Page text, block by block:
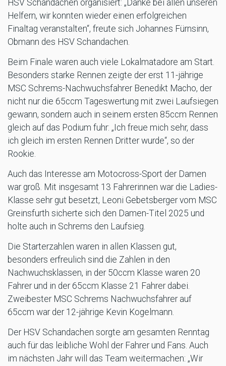
HSV Schandachen organisiert: „Danke bei allen unseren
Helfern, wir konnten wieder einen erfolgreichen
Finaltag veranstalten“, freute sich Johannes Fürnsinn,
Obmann des HSV Schandachen.
Beim Finale waren auch viele Lokalmatadore am Start.
Besonders starke Rennen zeigte der erst 11-jährige
MSC Schrems-Nachwuchsfahrer Benedikt Macho, der
nicht nur die 65ccm Tageswertung mit zwei Laufsiegen
gewann, sondern auch in seinem ersten 85ccm Rennen
gleich auf das Podium fuhr: „Ich freue mich sehr, dass
ich gleich im ersten Rennen Dritter wurde“, so der
Rookie.
Auch das Interesse am Motocross-Sport der Damen
war groß. Mit insgesamt 13 Fahrerinnen war die Ladies-
Klasse sehr gut besetzt, Leoni Gebetsberger vom MSC
Greinsfurth sicherte sich den Damen-Titel 2025 und
holte auch in Schrems den Laufsieg.
Die Starterzahlen waren in allen Klassen gut,
besonders erfreulich sind die Zahlen in den
Nachwuchsklassen, in der 50ccm Klasse waren 20
Fahrer und in der 65ccm Klasse 21 Fahrer dabei.
Zweibester MSC Schrems Nachwuchsfahrer auf
65ccm war der 12-jährige Kevin Kogelmann.
Der HSV Schandachen sorgte am gesamten Renntag
auch für das leibliche Wohl der Fahrer und Fans. Auch
im nächsten Jahr will das Team weitermachen: „Wir